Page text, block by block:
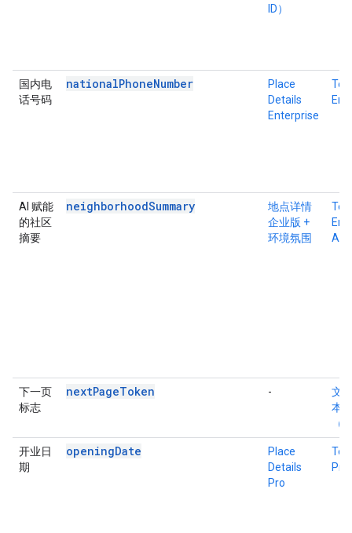
ID）
国内电
话号码
nationalPhoneNumber
Place
Details
Enterprise
AI 赋能
的社区
摘要
neighborhoodSummary
地点详情
企业版 +
环境氛围
下一页
标志
nextPageToken -
文
本
（
开业日
期
openingDate
Place
Details
Pro
Pro